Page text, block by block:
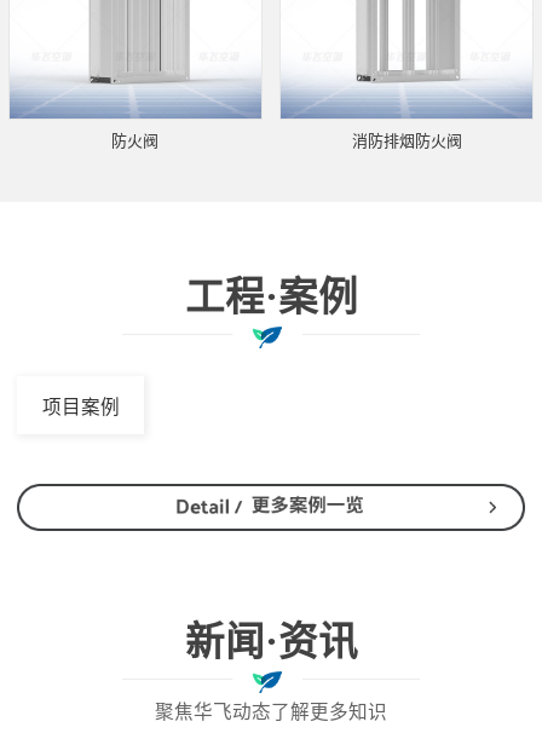
防火阀 消防排烟防火阀
工程·案例
项目案例
新闻·资讯
聚焦华飞动态了解更多知识